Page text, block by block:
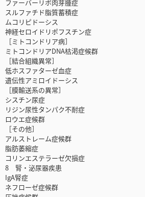
ファーバーリポ肉芽腫症
スルファチド脂質蓄積症
ムコリピドーシス
神経セロイドリポフスチン症
［ミトコンドリア病］
ミトコンドリアDNA枯渇症候群
［結合組織異常］
低ホスファターゼ血症
遺伝性アミロイドーシス
［膜輸送系の異常］
シスチン尿症
リジン尿性タンパク不耐症
ロウエ症候群
［その他］
アルストレーム症候群
脂肪萎縮症
コリンエステラーゼ欠損症
8 腎・泌尿器疾患
IgA腎症
ネフローゼ症候群